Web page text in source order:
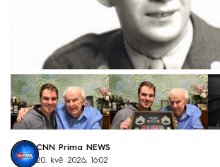
CNN Prima NEWS
20. kvě 2026, 16:02